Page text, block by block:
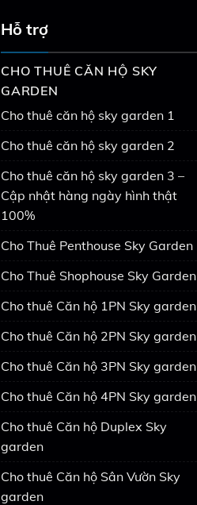
Hỗ trợ
CHO THUÊ CĂN HỘ SKY
GARDEN
Cho thuê căn hộ sky garden 1
Cho thuê căn hộ sky garden 2
Cho thuê căn hộ sky garden 3 –
Cập nhật hàng ngày hình thật
100%
Cho Thuê Penthouse Sky Garden
Cho Thuê Shophouse Sky Garden
Cho thuê Căn hộ 1PN Sky garden
Cho thuê Căn hộ 2PN Sky garden
Cho thuê Căn hộ 3PN Sky garden
Cho thuê Căn hộ 4PN Sky garden
Cho thuê Căn hộ Duplex Sky
garden
Cho thuê Căn hộ Sân Vườn Sky
garden